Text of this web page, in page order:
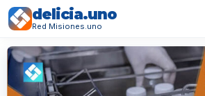
delicia.uno
Red Misiones.uno